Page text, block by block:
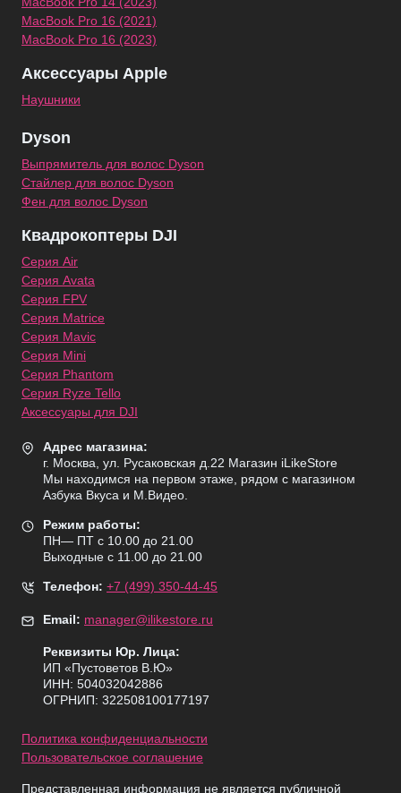
MacBook Pro 16 (2021)
MacBook Pro 16 (2023)
Аксессуары Apple
Наушники
Dyson
Выпрямитель для волос Dyson
Стайлер для волос Dyson
Фен для волос Dyson
Квадрокоптеры DJI
Серия Air
Серия Avata
Серия FPV
Серия Matrice
Серия Mavic
Серия Mini
Серия Phantom
Серия Ryze Tello
Аксессуары для DJI
Адрес магазина:
г. Москва, ул. Русаковская д.22 Магазин iLikeStore
Мы находимся на первом этаже, рядом с магазином
Азбука Вкуса и М.Видео.
Режим работы:
ПН— ПТ с 10.00 до 21.00
Выходные с 11.00 до 21.00
Телефон: +7 (499) 350-44-45
Email: manager@ilikestore.ru
Реквизиты Юр. Лица:
ИП «Пуcтоветов В.Ю»
ИНН: 504032042886
ОГРНИП: 322508100177197
Политика конфиденциальности
Пользовательское соглашение
Представленная информация не является публичной